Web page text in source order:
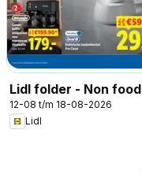
Lidl folder - Non food
12-08 t/m 18-08-2026
Lidl